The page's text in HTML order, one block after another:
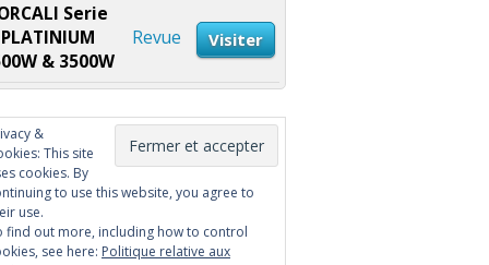
Serie
PLATINIUM
& 3500W
Revue Visiter
&
This site
cookies. By
to use this website, you agree to
use.
find out more, including how to control
see here: Politique relative aux